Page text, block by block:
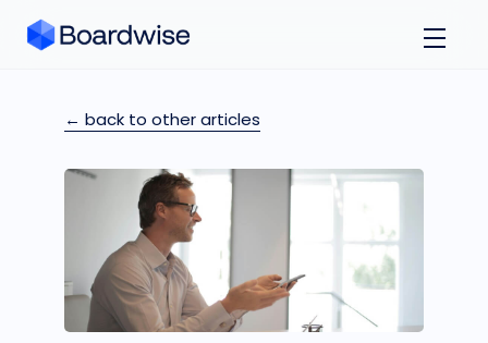
← back to other articles